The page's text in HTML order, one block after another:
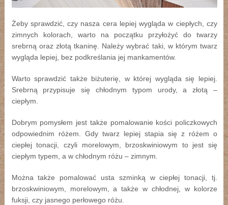
Żeby sprawdzić, czy nasza cera lepiej wygląda w ciepłych, czy
zimnych kolorach, warto na początku przyłożyć do twarzy
srebrną oraz złotą tkaninę. Należy wybrać taki, w którym twarz
wygląda lepiej, bez podkreślania jej mankamentów.
Warto sprawdzić także biżuterię, w której wygląda się lepiej.
Srebrną przypisuje się chłodnym typom urody, a złotą –
ciepłym.
Dobrym pomysłem jest także pomalowanie kości policzkowych
odpowiednim różem. Gdy twarz lepiej stapia się z różem o
ciepłej tonacji, czyli morelowym, brzoskwiniowym to jest się
ciepłym typem, a w chłodnym różu – zimnym.
Można także pomalować usta szminką w ciepłej tonacji, tj.
brzoskwiniowym, morelowym, a także w chłodnej, w kolorze
fuksji, czy jasnego perłowego różu.